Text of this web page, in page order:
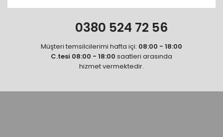
0380 524 72 56
Müşteri temsilcilerimi hafta içi: 08:00 - 18:00
C.tesi 08:00 - 18:00 saatleri arasında
hizmet vermektedir.